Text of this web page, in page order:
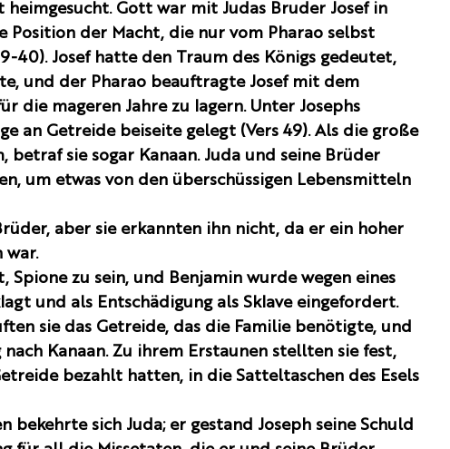
heimgesucht. Gott war mit Judas Bruder Josef in
Position der Macht, die nur vom Pharao selbst
40). Josef hatte den Traum des Königs gedeutet,
und der Pharao beauftragte Josef mit dem
die mageren Jahre zu lagern. Unter Josephs
an Getreide beiseite gelegt (Vers 49). Als die große
betraf sie sogar Kanaan. Juda und seine Brüder
um etwas von den überschüssigen Lebensmitteln
aber sie erkannten ihn nicht, da er ein hoher
war.
Spione zu sein, und Benjamin wurde wegen eines
und als Entschädigung als Sklave eingefordert.
sie das Getreide, das die Familie benötigte, und
Kanaan. Zu ihrem Erstaunen stellten sie fest,
bezahlt hatten, in die Satteltaschen des Esels
bekehrte sich Juda; er gestand Joseph seine Schuld